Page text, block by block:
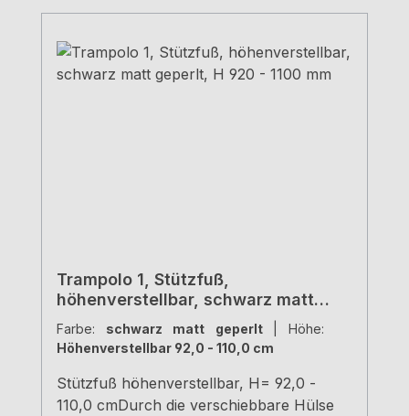
Trampolo 1, Stützfuß,
höhenverstellbar, schwarz matt
geperlt, H 920 - 1100 mm
Farbe: schwarz matt geperlt
Höhe:
Höhenverstellbar 92,0 - 110,0 cm
Stützfuß höhenverstellbar, H= 92,0 -
110,0 cmDurch die verschiebbare Hülse